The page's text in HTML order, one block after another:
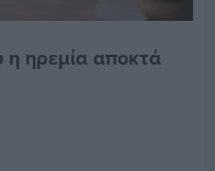
η ηρεμία αποκτά